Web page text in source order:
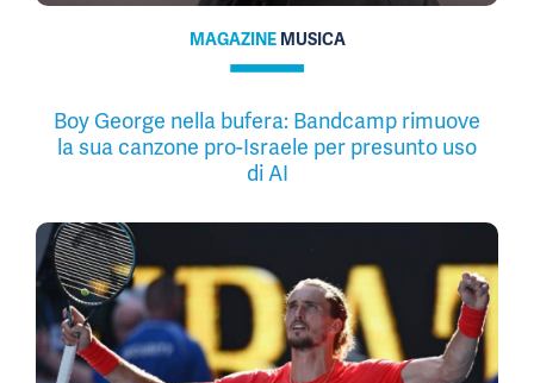
MAGAZINE MUSICA
Boy George nella bufera: Bandcamp rimuove
la sua canzone pro-Israele per presunto uso
di AI